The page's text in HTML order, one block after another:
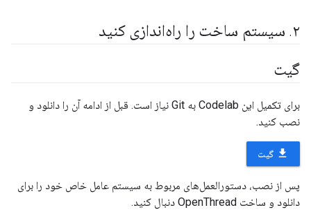
۲. سیستم ساخت را راه‌اندازی کنید
گیت
برای تکمیل این Codelab به Git نیاز است. قبل از ادامه آن را دانلود و
نصب کنید.
file_download گیت
پس از نصب، دستورالعمل‌های مربوط به سیستم عامل خاص خود را برای
دانلود و ساخت OpenThread دنبال کنید.